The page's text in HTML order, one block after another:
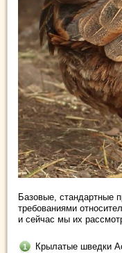
Базовые, стандартные
требованиями
и сейчас мы их
Крылатые шведки